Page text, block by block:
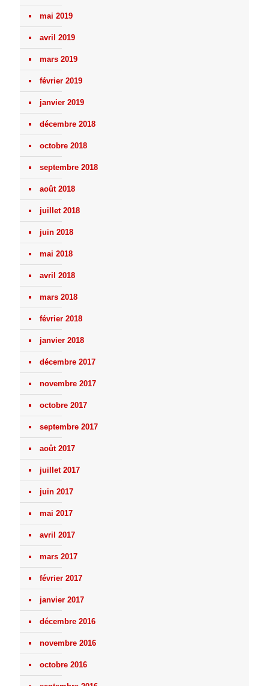
mai 2019
avril 2019
mars 2019
février 2019
janvier 2019
décembre 2018
octobre 2018
septembre 2018
août 2018
juillet 2018
juin 2018
mai 2018
avril 2018
mars 2018
février 2018
janvier 2018
décembre 2017
novembre 2017
octobre 2017
septembre 2017
août 2017
juillet 2017
juin 2017
mai 2017
avril 2017
mars 2017
février 2017
janvier 2017
décembre 2016
novembre 2016
octobre 2016